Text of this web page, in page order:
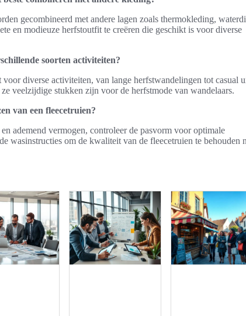
gecombineerd met andere lagen zoals thermokleding,
en modieuze herfstoutfit te creëren die geschikt is voor diverse
soorten activiteiten?
diverse activiteiten, van lange herfstwandelingen tot casual
veelzijdige stukken zijn voor de herfstmode van wandelaars.
van een fleecetruien?
ademend vermogen, controleer de pasvorm voor optimale
wasinstructies om de kwaliteit van de fleecetruien te behouden